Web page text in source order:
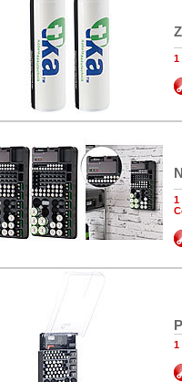
1
1
1